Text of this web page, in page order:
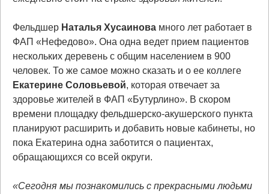
Фельдшер Наталья Хусаинова много лет работает в
ФАП «Нефедово». Она одна ведет прием пациентов
нескольких деревень с общим населением в 900
человек. То же самое можно сказать и о ее коллеге
Екатерине Соловьевой, которая отвечает за
здоровье жителей в ФАП «Бутурлино». В скором
времени площадку фельдшерско-акушерского пункта
планируют расширить и добавить новые кабинеты, но
пока Екатерина одна заботится о пациентах,
обращающихся со всей округи.
«Сегодня мы познакомились с прекрасными людьми